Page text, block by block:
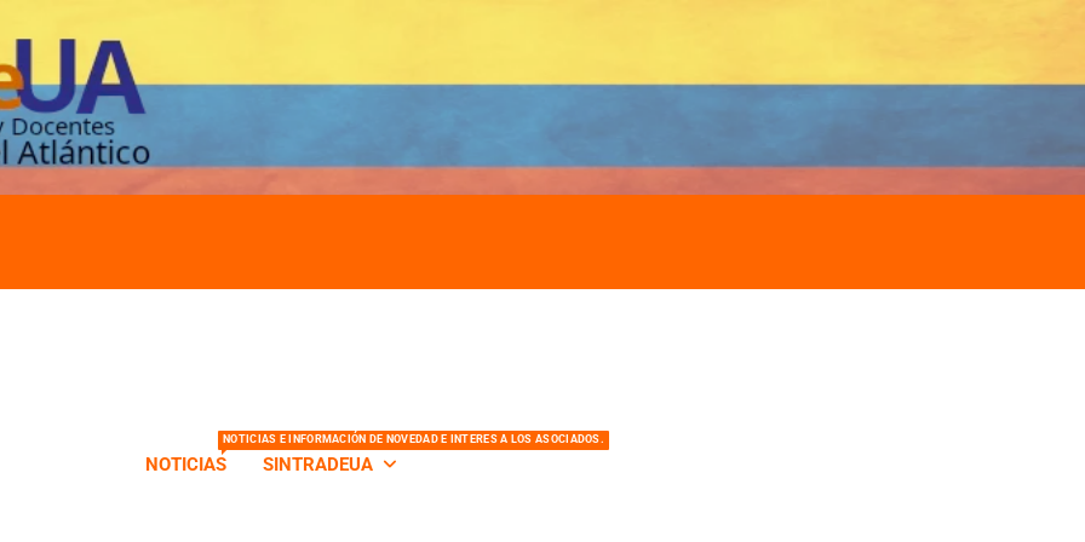
NOTICIAS
NOTICIAS E INFORMACIÓN DE NOVEDAD E INTERES A LOS ASOCIADOS.
SINTRADEUA